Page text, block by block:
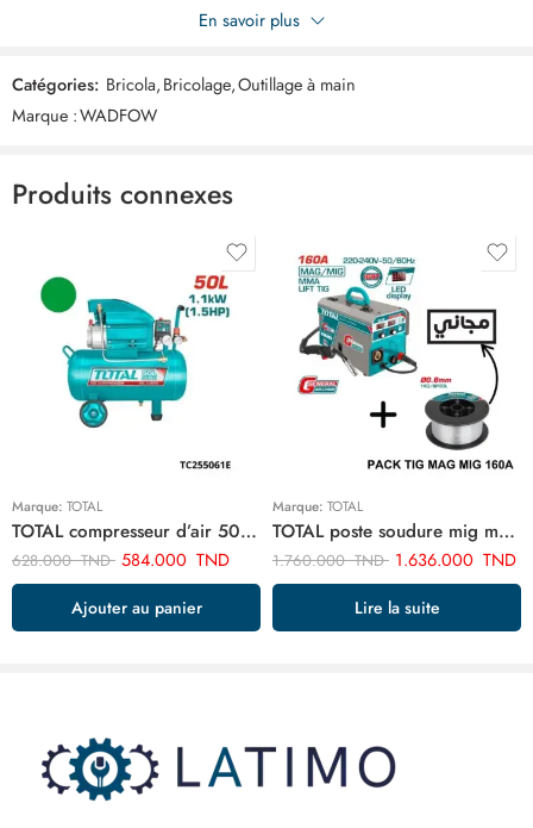
Soyez le premier à donner votre avis sur “WADFOW Cle a
ceinture p/filtre WAW3309”
Commentaires
Il n'y a pas encore de critiques.
En savoir plus
Catégories: Bricola,Bricolage,Outillage à main
Marque :WADFOW
Produits connexes
Marque: TOTAL
TOTAL compresseur d’air 50 litre TC255061E
628.000TND 584.000 TND
Ajouter au panier
Marque: TOTAL
TOTAL poste soudure mig mag 160a 220/240 inverter + Cadeaux Bobine fil TMGT1601
1.760.000TND 1.636.000 TND
Lire la suite